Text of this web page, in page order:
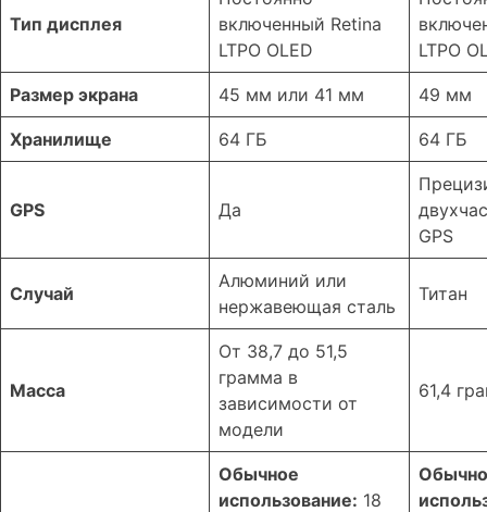
Тип дисплея
включенный Retina
LTPO OLED
LTPO
Размер экрана 45 мм или 41 мм 49 мм
Хранилище 64 ГБ 64 ГБ
GPS Да
GPS
Случай
Алюминий или
нержавеющая сталь
Титан
Масса
От 38,7 до 51,5
грамма в
зависимости от
модели
61,4
Обычное
использование: 18